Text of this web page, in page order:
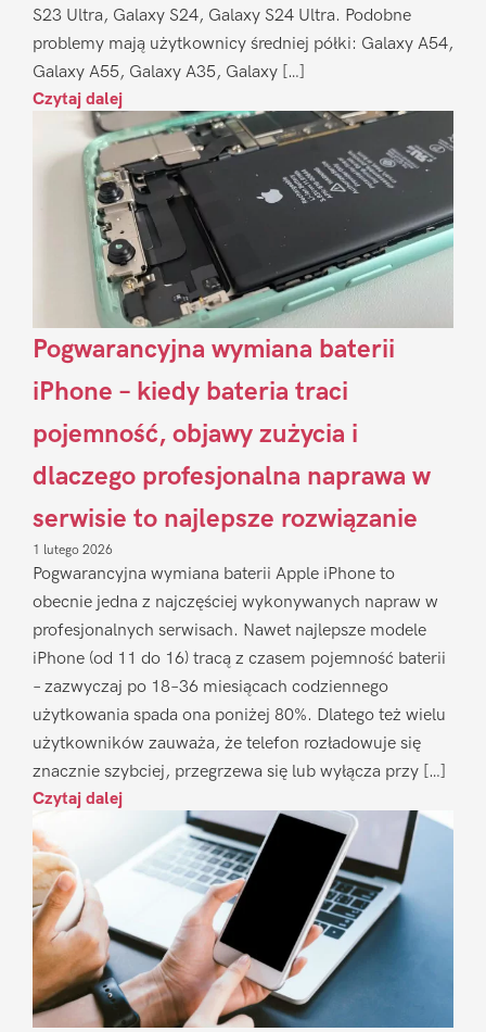
S23 Ultra, Galaxy S24, Galaxy S24 Ultra. Podobne
problemy mają użytkownicy średniej półki: Galaxy A54,
Galaxy A55, Galaxy A35, Galaxy […]
Czytaj dalej
Pogwarancyjna wymiana baterii
iPhone – kiedy bateria traci
pojemność, objawy zużycia i
dlaczego profesjonalna naprawa w
serwisie to najlepsze rozwiązanie
1 lutego 2026
Pogwarancyjna wymiana baterii Apple iPhone to
obecnie jedna z najczęściej wykonywanych napraw w
profesjonalnych serwisach. Nawet najlepsze modele
iPhone (od 11 do 16) tracą z czasem pojemność baterii
– zazwyczaj po 18–36 miesiącach codziennego
użytkowania spada ona poniżej 80%. Dlatego też wielu
użytkowników zauważa, że telefon rozładowuje się
znacznie szybciej, przegrzewa się lub wyłącza przy […]
Czytaj dalej